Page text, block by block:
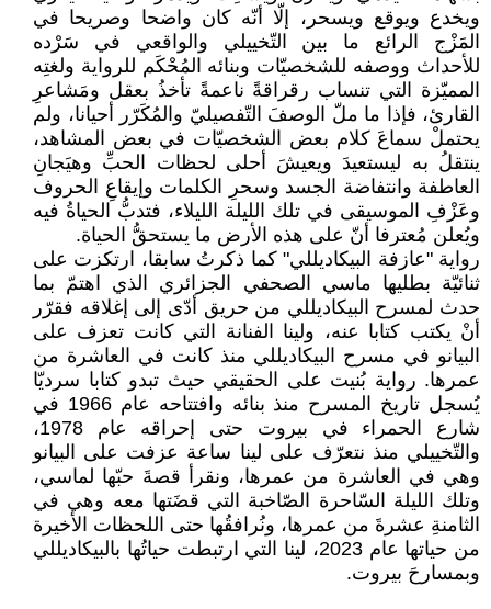
ويخدع ويوقع ويسحر، إلّا أنّه كان واضحا وصريحا في
المَزْج الرائع ما بين التّخييلي والواقعي في سَرْده
للأحداث ووصفه للشخصيّات وبنائه المُحْكَم للرواية ولغتِه
المميّزة التي تنساب رقراقةً ناعمةً تأخذُ بعقل ومَشاعرِ
القارئ، فإذا ما ملّ الوصفَ التّفصيليّ والمُكَرّر أحيانا، ولم
يحتملْ سماعَ كلام بعض الشخصيّات في بعض المشاهد،
ينتقلُ به ليستعيدَ ويعيشَ أحلى لحظات الحبِّ وهيَجانِ
العاطفة وانتفاضة الجسد وسحرِ الكلمات وإيقاعِ الحروف
وعَزْفِ الموسيقى في تلك الليلة الليلاء، فتدبُّ الحياةُ فيه
ويُعلن مُعترفا أنّ على هذه الأرض ما يستحقُّ الحياة.
رواية "عازفة البيكاديللي" كما ذكرتُ سابقا، ارتكزت على
ثنائيّة بطليها ماسي الصحفي الجزائري الذي اهتمّ بما
حدث لمسرح البيكاديللي من حريق أدّى إلى إغلاقه فقرّر
أنْ يكتب كتابا عنه، ولينا الفنانة التي كانت تعزف على
البيانو في مسرح البيكاديللي منذ كانت في العاشرة من
عمرها. رواية بُنيت على الحقيقي حيث تبدو كتابا سرديّا
يُسجل تاريخ المسرح منذ بنائه وافتتاحه عام 1966 في
شارع الحمراء في بيروت حتى إحراقه عام 1978،
والتّخييلي منذ نتعرّف على لينا ساعة عزفت على البيانو
وهي في العاشرة من عمرها، ونقرأ قصةَ حبّها لماسي،
وتلك الليلة السّاحرة الصّاخبة التي قضَتها معه وهي في
الثامنةِ عشرةَ من عمرها، ونُرافقُها حتى اللحظات الأخيرة
من حياتها عام 2023، لينا التي ارتبطت حياتُها بالبيكاديللي
وبمسارحَ بيروت.